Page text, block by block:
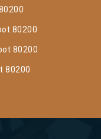
80200
80200
80200